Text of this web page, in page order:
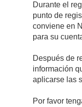
Durante el
punto de
conviene en
para su
Después de
información
aplicarse las
Por favor